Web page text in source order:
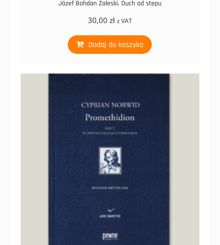
Józef Bohdan Zaleski, Duch od stepu
30,00 zł z VAT
Dodaj do koszyka